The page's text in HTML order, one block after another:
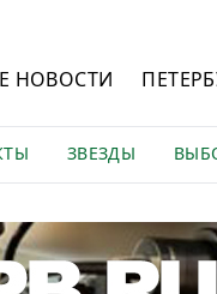
НОВОСТИ
ЗВЕЗДЫ